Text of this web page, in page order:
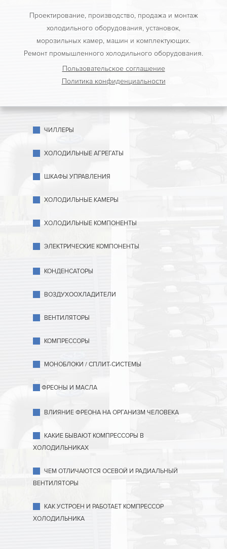
Проектирование, производство, продажа и монтаж
холодильного оборудования, установок,
морозильных камер, машин и комплектующих.
Ремонт промышленного холодильного оборудования.
Пользовательское соглашение
Политика конфиденциальности
ЧИЛЛЕРЫ
ХОЛОДИЛЬНЫЕ АГРЕГАТЫ
ШКАФЫ УПРАВЛЕНИЯ
ХОЛОДИЛЬНЫЕ КАМЕРЫ
ХОЛОДИЛЬНЫЕ КОМПОНЕНТЫ
ЭЛЕКТРИЧЕСКИЕ КОМПОНЕНТЫ
КОНДЕНСАТОРЫ
ВОЗДУХООХЛАДИТЕЛИ
ВЕНТИЛЯТОРЫ
КОМПРЕССОРЫ
МОНОБЛОКИ / СПЛИТ-СИСТЕМЫ
ФРЕОНЫ И МАСЛА
ВЛИЯНИЕ ФРЕОНА НА ОРГАНИЗМ ЧЕЛОВЕКА
КАКИЕ БЫВАЮТ КОМПРЕССОРЫ В
ХОЛОДИЛЬНИКАХ
ЧЕМ ОТЛИЧАЮТСЯ ОСЕВОЙ И РАДИАЛЬНЫЙ
ВЕНТИЛЯТОРЫ
КАК УСТРОЕН И РАБОТАЕТ КОМПРЕССОР
ХОЛОДИЛЬНИКА